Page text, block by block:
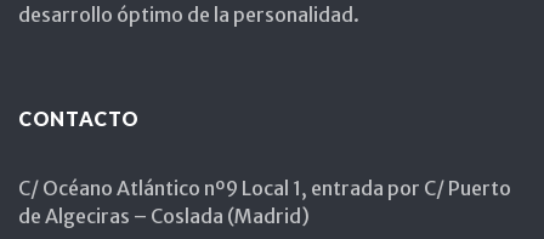
desarrollo óptimo de la personalidad.
CONTACTO
C/ Océano Atlántico nº9 Local 1, entrada por C/ Puerto
de Algeciras – Coslada (Madrid)